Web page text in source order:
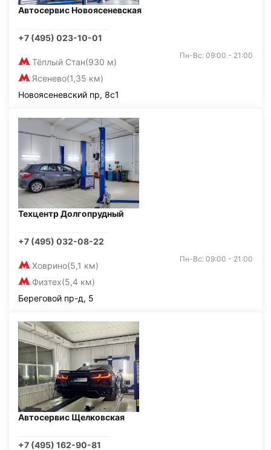
Автосервис Новоясеневская
+7 (495) 023-10-01
Тёплый Стан(930 м)
Ясенево(1,35 км)
Пн-Вс: 09:00 - 21:00
Новоясеневский пр, 8с1
Техцентр Долгопрудный
+7 (495) 032-08-22
Ховрино(5,1 км)
Физтех(5,4 км)
Пн-Вс: 09:00 - 21:00
Береговой пр-д, 5
Автосервис Щелковская
+7 (495) 162-90-81